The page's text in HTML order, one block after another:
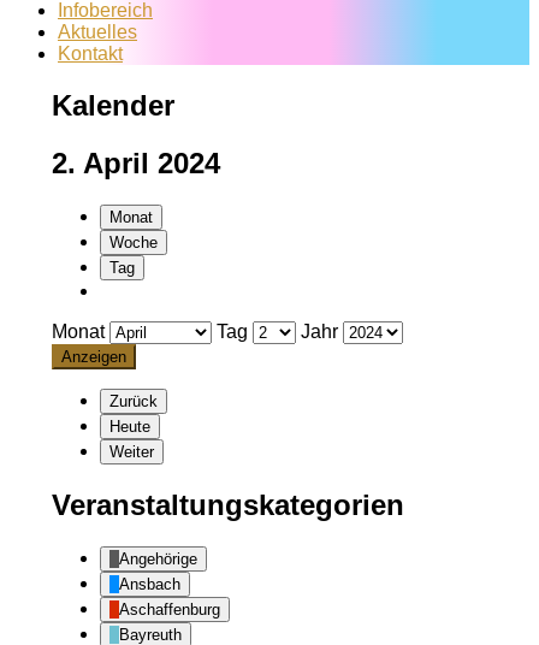
Infobereich
Aktuelles
Kontakt
Kalender
2. April 2024
Monat
Woche
Tag
Monat Tag Jahr
Zurück
Heute
Weiter
Veranstaltungskategorien
Angehörige
Ansbach
Aschaffenburg
Bayreuth